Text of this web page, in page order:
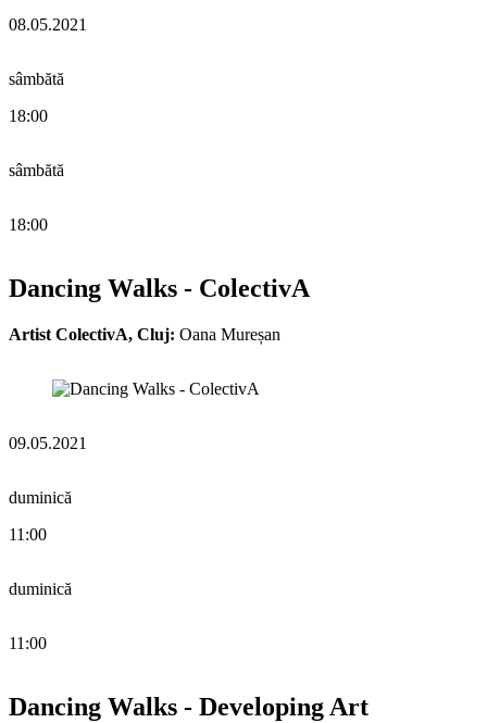
08.05.2021
sâmbătă
18:00
sâmbătă
18:00
Dancing Walks - ColectivA
Artist ColectivA, Cluj: Oana Mureșan
09.05.2021
duminică
11:00
duminică
11:00
Dancing Walks - Developing Art